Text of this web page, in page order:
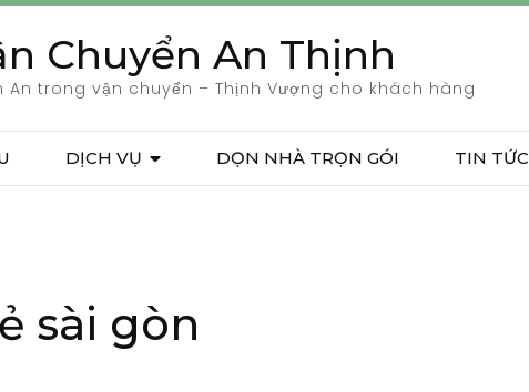
Chuyển An Thịnh
An trong vận chuyển – Thịnh Vượng cho khách hàng
DỊCH VỤ DỌN NHÀ TRỌN GÓI TIN TỨC
sài gòn